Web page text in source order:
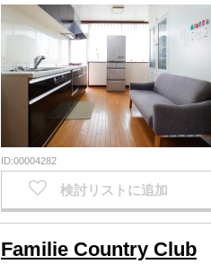
ID:00004282
検討リストに追加
Familie Country Club